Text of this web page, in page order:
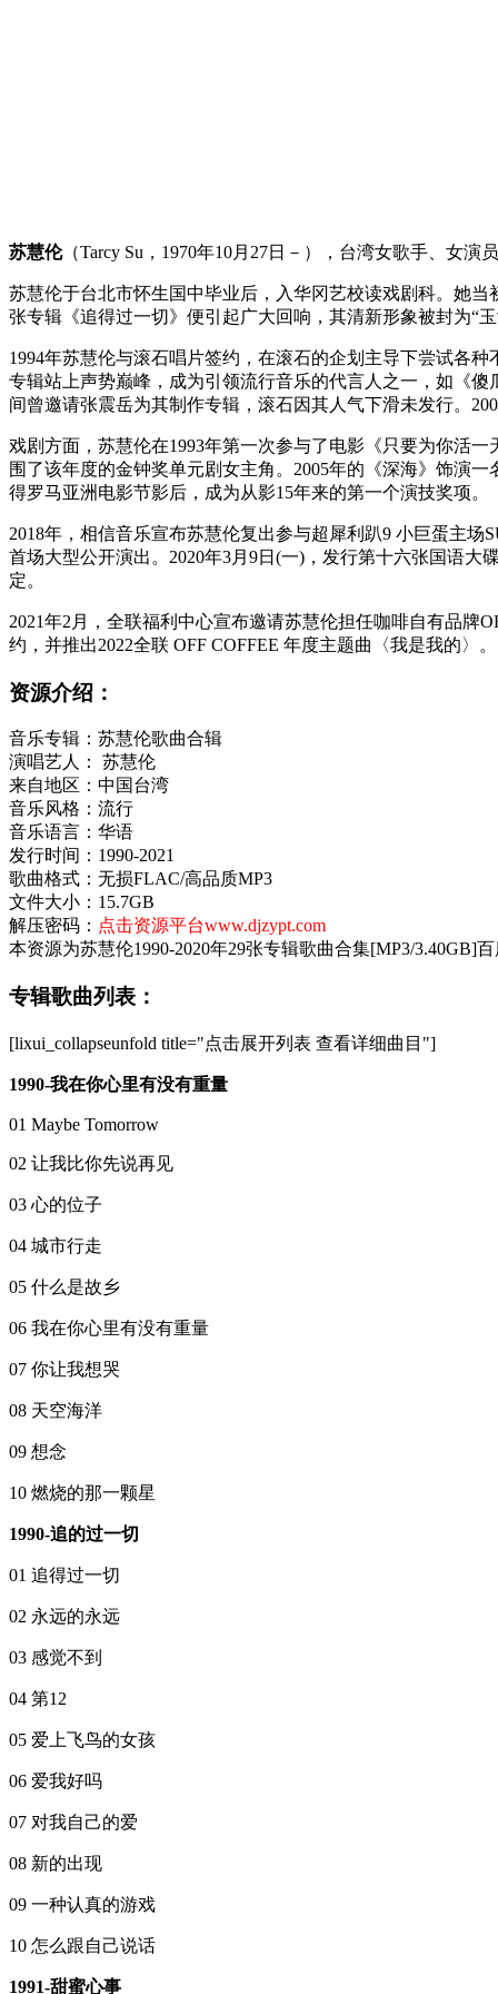
苏慧伦（Tarcy Su，1970年10月27日－），台湾女歌手、女演
苏慧伦于台北市怀生国中毕业后，入华冈艺校读戏剧科。她
张专辑《追得过一切》便引起广大回响，其清新形象被封为“
1994年苏慧伦与滚石唱片签约，在滚石的企划主导下尝试各种
专辑站上声势巅峰，成为引领流行音乐的代言人之一，如《
间曾邀请张震岳为其制作专辑，滚石因其人气下滑未发行。
戏剧方面，苏慧伦在1993年第一次参与了电影《只要为你活
围了该年度的金钟奖单元剧女主角。2005年的《深海》饰演
得罗马亚洲电影节影后，成为从影15年来的第一个演技奖项。
2018年，相信音乐宣布苏慧伦复出参与超犀利趴9 小巨蛋主场
首场大型公开演出。2020年3月9日(一)，发行第十六张国语
定。
2021年2月，全联福利中心宣布邀请苏慧伦担任咖啡自有品牌
约，并推出2022全联 OFF COFFEE 年度主题曲〈我是我的〉。
资源介绍：
音乐专辑：苏慧伦歌曲合辑
演唱艺人： 苏慧伦
来自地区：中国台湾
音乐风格：流行
音乐语言：华语
发行时间：1990-2021
歌曲格式：无损FLAC/高品质MP3
文件大小：15.7GB
解压密码： 点击资源平台www.djzypt.com
本资源为苏慧伦1990-2020年29张专辑歌曲合集[MP3/3.40GB]
专辑歌曲列表：
[lixui_collapseunfold title="点击展开列表 查看详细曲目"]
1990-我在你心里有没有重量
01 Maybe Tomorrow
02 让我比你先说再见
03 心的位子
04 城市行走
05 什么是故乡
06 我在你心里有没有重量
07 你让我想哭
08 天空海洋
09 想念
10 燃烧的那一颗星
1990-追的过一切
01 追得过一切
02 永远的永远
03 感觉不到
04 第12
05 爱上飞鸟的女孩
06 爱我好吗
07 对我自己的爱
08 新的出现
09 一种认真的游戏
10 怎么跟自己说话
1991-甜蜜心事